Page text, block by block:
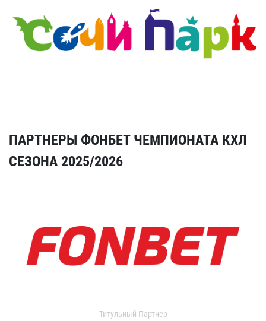
ПАРТНЕРЫ ФОНБЕТ ЧЕМПИОНАТА КХЛ
СЕЗОНА 2025/2026
Титульный Партнер